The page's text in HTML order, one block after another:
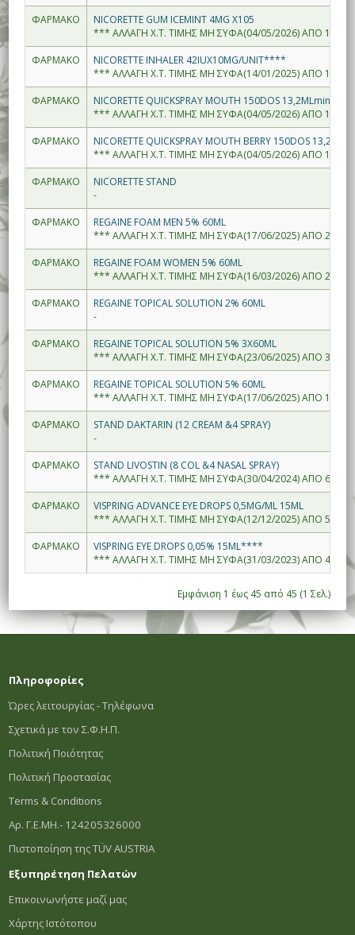
ΦΑΡΜΑΚΟ
NICORETTE GUM ICEMINT 4MG X105
*** ΑΛΛΑΓΗ Χ.Τ. ΤΙΜΗΣ ΜΗ ΣΥΦΑ(04/05/2026) ΑΠΟ
ΦΑΡΜΑΚΟ
NICORETTE INHALER 42IUX10MG/UNIT****
*** ΑΛΛΑΓΗ Χ.Τ. ΤΙΜΗΣ ΜΗ ΣΥΦΑ(14/01/2025) ΑΠΟ
ΦΑΡΜΑΚΟ
NICORETTE QUICKSPRAY MOUTH 150DOS 13,2MLmint
*** ΑΛΛΑΓΗ Χ.Τ. ΤΙΜΗΣ ΜΗ ΣΥΦΑ(04/05/2026) ΑΠΟ
ΦΑΡΜΑΚΟ
NICORETTE QUICKSPRAY MOUTH BERRY 150DOS 13,2ML
*** ΑΛΛΑΓΗ Χ.Τ. ΤΙΜΗΣ ΜΗ ΣΥΦΑ(04/05/2026) ΑΠΟ
ΦΑΡΜΑΚΟ
NICORETTE STAND
-
ΦΑΡΜΑΚΟ
REGAINE FOAM MEN 5% 60ML
*** ΑΛΛΑΓΗ Χ.Τ. ΤΙΜΗΣ ΜΗ ΣΥΦΑ(17/06/2025) ΑΠΟ
ΦΑΡΜΑΚΟ
REGAINE FOAM WOMEN 5% 60ML
*** ΑΛΛΑΓΗ Χ.Τ. ΤΙΜΗΣ ΜΗ ΣΥΦΑ(16/03/2026) ΑΠΟ
ΦΑΡΜΑΚΟ
REGAINE TOPICAL SOLUTION 2% 60ML
-
ΦΑΡΜΑΚΟ
REGAINE TOPICAL SOLUTION 5% 3X60ML
*** ΑΛΛΑΓΗ Χ.Τ. ΤΙΜΗΣ ΜΗ ΣΥΦΑ(23/06/2025) ΑΠΟ
ΦΑΡΜΑΚΟ
REGAINE TOPICAL SOLUTION 5% 60ML
*** ΑΛΛΑΓΗ Χ.Τ. ΤΙΜΗΣ ΜΗ ΣΥΦΑ(17/06/2025) ΑΠΟ
ΦΑΡΜΑΚΟ
STAND DAKTARIN (12 CREAM &4 SPRAY)
-
ΦΑΡΜΑΚΟ
STAND LIVOSTIN (8 COL &4 NASAL SPRAY)
*** ΑΛΛΑΓΗ Χ.Τ. ΤΙΜΗΣ ΜΗ ΣΥΦΑ(30/04/2024) ΑΠΟ
ΦΑΡΜΑΚΟ
VISPRING ADVANCE EYE DROPS 0,5MG/ML 15ML
*** ΑΛΛΑΓΗ Χ.Τ. ΤΙΜΗΣ ΜΗ ΣΥΦΑ(12/12/2025) ΑΠΟ 5.00--
ΦΑΡΜΑΚΟ
VISPRING EYE DROPS 0,05% 15ML****
*** ΑΛΛΑΓΗ Χ.Τ. ΤΙΜΗΣ ΜΗ ΣΥΦΑ(31/03/2023) ΑΠΟ 4.51--
Εμφάνιση 1 έως 45 από 45 (1 Σελ.)
Πληροφορίες
Ώρες λειτουργίας - Τηλέφωνα
Σχετικά με τον Σ.Φ.Η.Π.
Πολιτική Ποιότητας
Πολιτική Προστασίας
Terms & Conditions
Αρ. Γ.Ε.ΜΗ.- 124205326000
Πιστοποίηση της TÜV AUSTRIA
Εξυπηρέτηση Πελατών
Επικοινωνήστε μαζί μας
Χάρτης Ιστότοπου